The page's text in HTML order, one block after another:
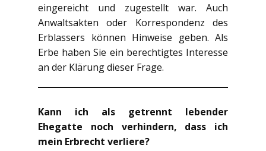
eingereicht und zugestellt war. Auch
Anwaltsakten oder Korrespondenz des
Erblassers können Hinweise geben. Als
Erbe haben Sie ein berechtigtes Interesse
an der Klärung dieser Frage.
Kann ich als getrennt lebender
Ehegatte noch verhindern, dass ich
mein Erbrecht verliere?